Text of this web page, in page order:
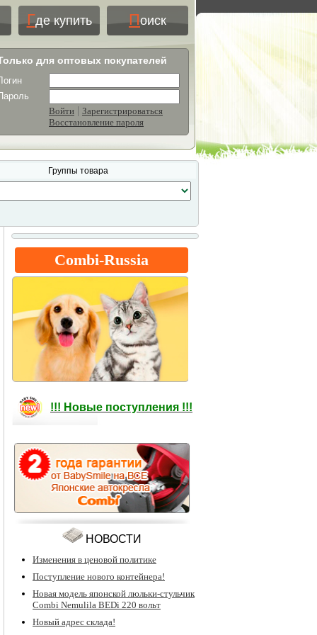
Где купить Поиск
для оптовых покупателей
Войти | Зарегистрироваться
Восстановление пароля
Группы товара
Combi-Russia
!!! Новые поступления !!!
НОВОСТИ
Изменения в ценовой политике
Поступление нового контейнера!
Новая модель японской люльки-стульчик
Combi Nemulila BEDi 220 вольт
Новый адрес склада!